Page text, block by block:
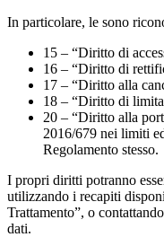
In particolare, le sono
15 – “Diritto di
16 – “Diritto di
17 – “Diritto alla
18 – “Diritto di
20 – “Diritto alla
2016/679 nei limiti
Regolamento stesso.
I propri diritti potranno
utilizzando i recapiti
Trattamento”, o
dati.